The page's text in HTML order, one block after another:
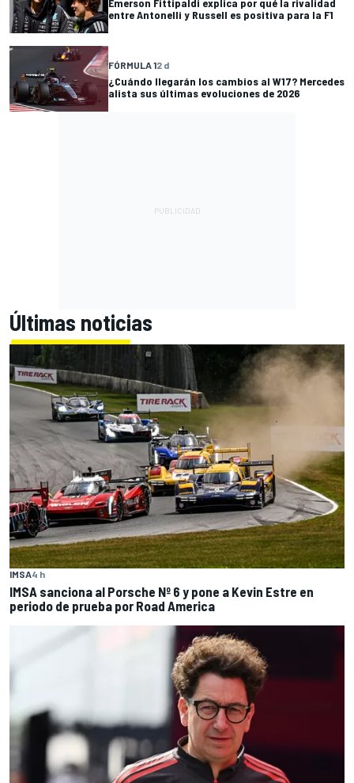
entre Antonelli y Russell es positiva para la F1
FÓRMULA 12 d
¿Cuándo llegarán los cambios al W17? Mercedes
alista sus últimas evoluciones de 2026
Últimas noticias
IMSA4 h
IMSA sanciona al Porsche Nº 6 y pone a Kevin Estre en
periodo de prueba por Road America